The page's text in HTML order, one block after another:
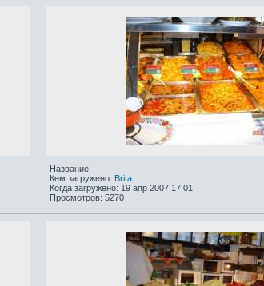
Название:
Кем загружено: Brita
Когда загружено: 19 апр 2007 17:01
Просмотров: 5270